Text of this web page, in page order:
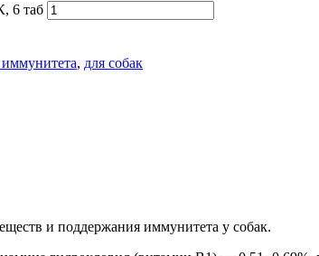
6 таб
иммунитета, для собак
и поддержания иммунитета у собак.